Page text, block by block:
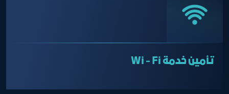
تأمين خدمة Wi - Fi